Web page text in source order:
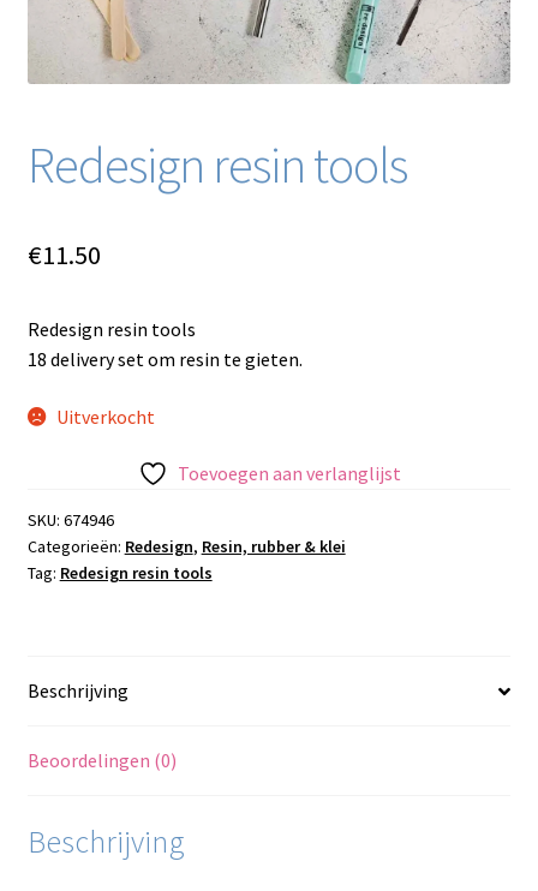
Redesign resin tools
€11.50
Redesign resin tools
18 delivery set om resin te gieten.
Uitverkocht
Toevoegen aan verlanglijst
SKU: 674946
Categorieën: Redesign, Resin, rubber & klei
Tag: Redesign resin tools
Beschrijving
Beoordelingen (0)
Beschrijving